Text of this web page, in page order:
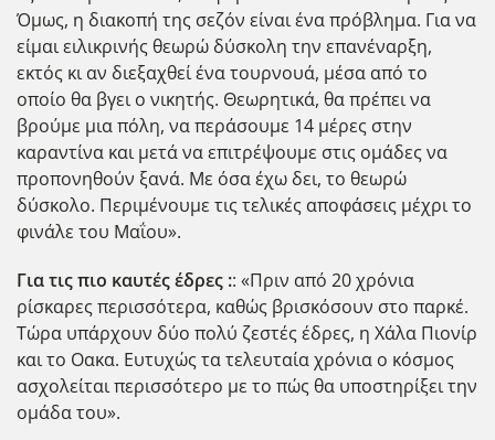
Όμως, η διακοπή της σεζόν είναι ένα πρόβλημα. Για να
είμαι ειλικρινής θεωρώ δύσκολη την επανέναρξη,
εκτός κι αν διεξαχθεί ένα τουρνουά, μέσα από το
οποίο θα βγει ο νικητής. Θεωρητικά, θα πρέπει να
βρούμε μια πόλη, να περάσουμε 14 μέρες στην
καραντίνα και μετά να επιτρέψουμε στις ομάδες να
προπονηθούν ξανά. Με όσα έχω δει, το θεωρώ
δύσκολο. Περιμένουμε τις τελικές αποφάσεις μέχρι το
φινάλε του Μαΐου».
Για τις πιο καυτές έδρες :: «Πριν από 20 χρόνια
ρίσκαρες περισσότερα, καθώς βρισκόσουν στο παρκέ.
Τώρα υπάρχουν δύο πολύ ζεστές έδρες, η Χάλα Πιονίρ
και το Οακα. Ευτυχώς τα τελευταία χρόνια ο κόσμος
ασχολείται περισσότερο με το πώς θα υποστηρίξει την
ομάδα του».